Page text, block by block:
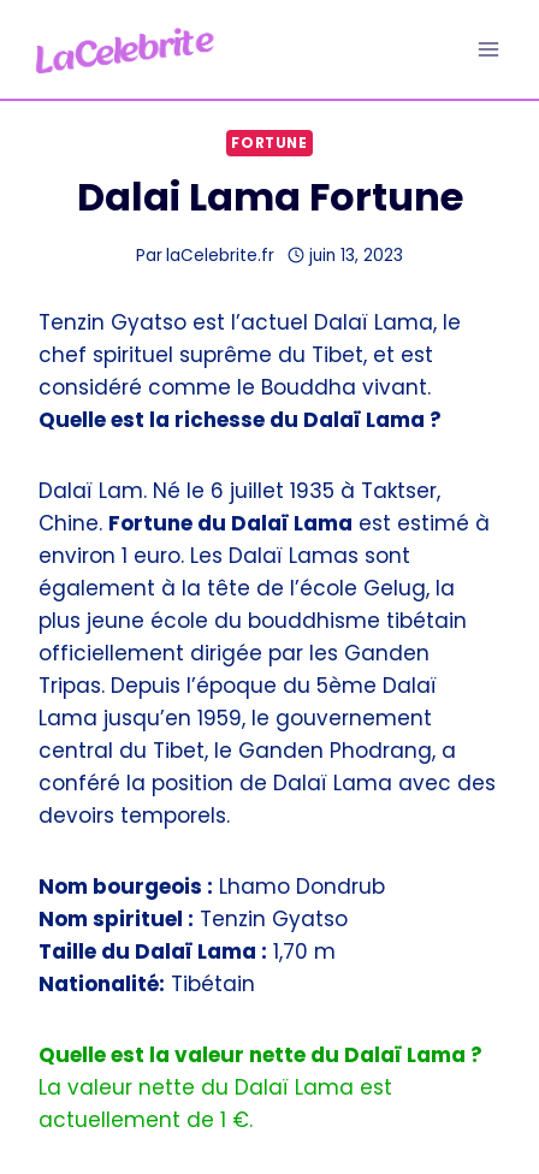
contenu
FORTUNE
Dalai Lama Fortune
ParlaCelebrite.fr juin 13, 2023
Tenzin Gyatso est l’actuel Dalaï Lama, le
chef spirituel suprême du Tibet, et est
considéré comme le Bouddha vivant.
Quelle est la richesse du Dalaï Lama ?
Dalaï Lam. Né le 6 juillet 1935 à Taktser,
Chine. Fortune du Dalaï Lama est estimé à
environ 1 euro. Les Dalaï Lamas sont
également à la tête de l’école Gelug, la
plus jeune école du bouddhisme tibétain
officiellement dirigée par les Ganden
Tripas. Depuis l’époque du 5ème Dalaï
Lama jusqu’en 1959, le gouvernement
central du Tibet, le Ganden Phodrang, a
conféré la position de Dalaï Lama avec des
devoirs temporels.
Nom bourgeois : Lhamo Dondrub
Nom spirituel : Tenzin Gyatso
Taille du Dalaï Lama : 1,70 m
Nationalité: Tibétain
Quelle est la valeur nette du Dalaï Lama ?
La valeur nette du Dalaï Lama est
actuellement de 1 €.